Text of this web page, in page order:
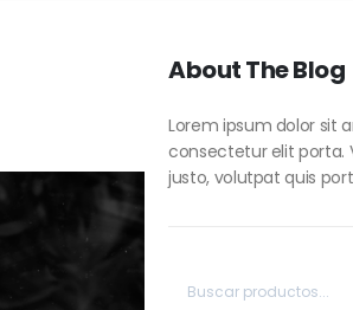
About The Blog
Lorem ipsum dolor sit
consectetur elit porta.
justo, volutpat quis